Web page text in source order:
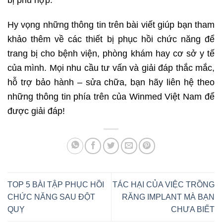
Hy vọng những thông tin trên bài viết giúp bạn tham
khảo thêm về các thiết bị phục hồi chức năng để
trang bị cho bệnh viện, phòng khám hay cơ sở y tế
của mình. Mọi nhu cầu tư vấn và giải đáp thắc mắc,
hỗ trợ bảo hành – sửa chữa, bạn hãy liên hệ theo
những thông tin phía trên của Winmed Việt Nam để
được giải đáp!
TOP 5 BÀI TẬP PHỤC HỒI
CHỨC NĂNG SAU ĐỘT
QUỴ
TÁC HẠI CỦA VIỆC TRỒNG
RĂNG IMPLANT MÀ BẠN
CHƯA BIẾT